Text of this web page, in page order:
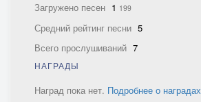
Загружено песен 1 199
Средний рейтинг песни 5
Всего прослушиваний 7
НАГРАДЫ
Наград пока нет. Подробнее о наградах